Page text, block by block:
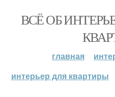
ВСЁ ОБ
главная
интерьер для квартиры